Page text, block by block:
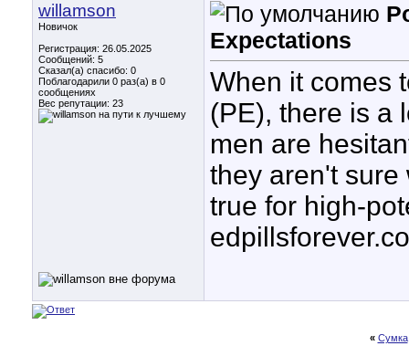
willamson
Новичок
Регистрация: 26.05.2025
Сообщений: 5
Сказал(а) спасибо: 0
Поблагодарили 0 раз(а) в 0
сообщениях
Вес репутации: 23
Expectations
When it comes
(PE), there is a
men are
they aren't sure
true for high-
« Сумка